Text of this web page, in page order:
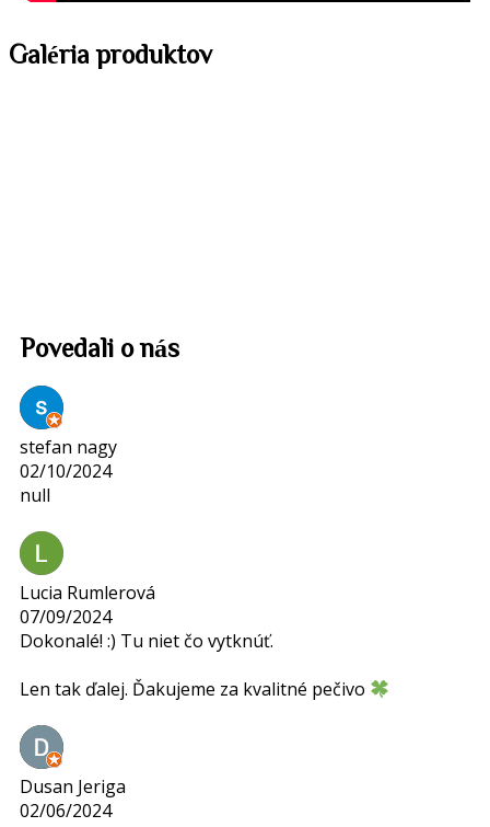
Galériaproduktov
Povedali o nás
stefan nagy
02/10/2024
null
Lucia Rumlerová
07/09/2024
Dokonalé! :) Tu niet čo vytknúť.
Len tak ďalej. Ďakujeme za kvalitné pečivo
Dusan Jeriga
02/06/2024